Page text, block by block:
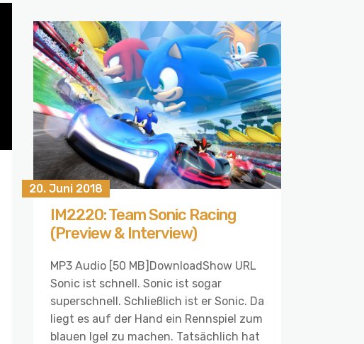
20. Juni 2018
IM2220: Team Sonic Racing
(Preview & Interview)
MP3 Audio [50 MB]DownloadShow URL
Sonic ist schnell. Sonic ist sogar
superschnell. Schließlich ist er Sonic. Da
liegt es auf der Hand ein Rennspiel zum
blauen Igel zu machen. Tatsächlich hat